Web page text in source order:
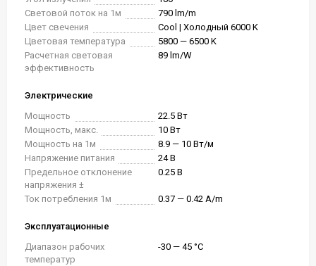
Световой поток на 1м
790 lm/m
Цвет свечения
Cool | Холодный 6000 K
Цветовая температура
5800 — 6500 K
Расчетная световая
эффективность
89 lm/W
Электрические
Мощность
22.5 Вт
Мощность, макс.
10 Вт
Мощность на 1м
8.9 — 10 Вт/м
Напряжение питания
24 В
Предельное отклонение
напряжения ±
0.25 В
Ток потребления 1м 0.37 — 0.42 A/m
Эксплуатационные
Диапазон рабочих
температур
-30 — 45 °C